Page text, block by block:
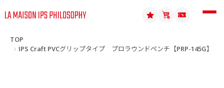
TOP
IPS Craft PVCグリップタイプ プロラウンドペンチ【PRP-145G】